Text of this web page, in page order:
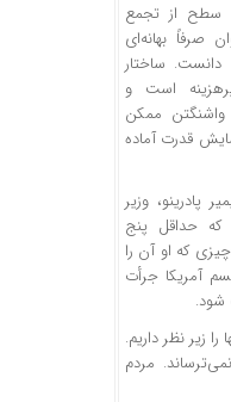
سطح از تجمع
صرفاً بهانه‌ای
دانست. ساختار
است و
ممکن
قدرت آماده
پادرینو، وزیر
که حداقل پنج
که او آن را
آمریکا جرأت
شود.
زیر نظر داریم.
مردم